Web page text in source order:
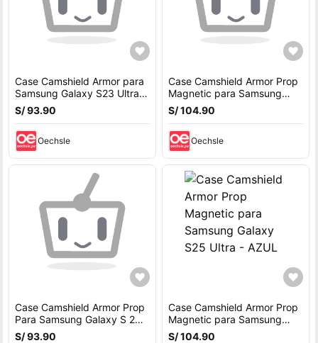
Case Camshield Armor para
Samsung Galaxy S23 Ultra -
AZUL
S/ 93.90
Oechsle
Case Camshield Armor Prop
Magnetic para Samsung
Galaxy S25 Ultra - AZUL
S/ 104.90
Oechsle
Case Camshield Armor Prop
Para Samsung Galaxy S 24
Ultra - AZUL
S/ 93.90
Case Camshield Armor Prop
Magnetic para Samsung
Galaxy S25 Ultra - AZUL
S/ 104.90